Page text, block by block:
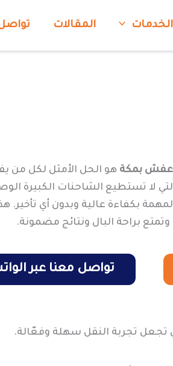
الخدمات المقالات
عفش بمكة هو الحل الأمثل لكل من
التي لا تستطيع الشاحنات
بكفاءة عالية وبدون أي تأخير.
براحة البال ونتائج مضمونة.
تواصل معنا عبر
تجعل تجربة النقل سهلة وفعّالة.